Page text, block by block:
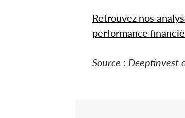
Retrouvez nos
performance
Source :